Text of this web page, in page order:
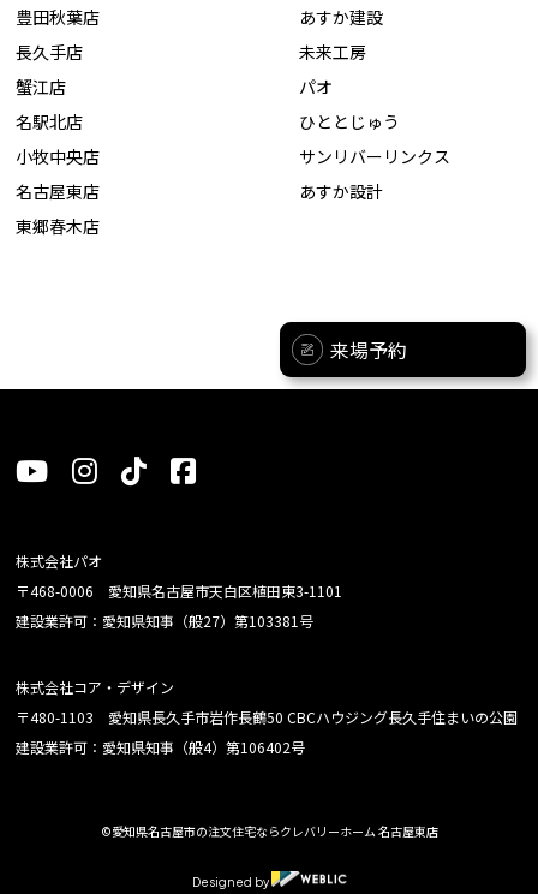
豊田秋葉店
長久手店
蟹江店
名駅北店
小牧中央店
名古屋東店
東郷春木店
あすか建設
未来工房
パオ
ひととじゅう
サンリバーリンクス
あすか設計
来場予約
株式会社パオ
〒468-0006 愛知県名古屋市天白区植田東3-1101
建設業許可：愛知県知事（般27）第103381号
株式会社コア・デザイン
〒480-1103 愛知県長久手市岩作長鶴50 CBCハウジング長久手住まいの公園
建設業許可：愛知県知事（般4）第106402号
©愛知県名古屋市の注文住宅ならクレバリーホーム 名古屋東店
Designed by